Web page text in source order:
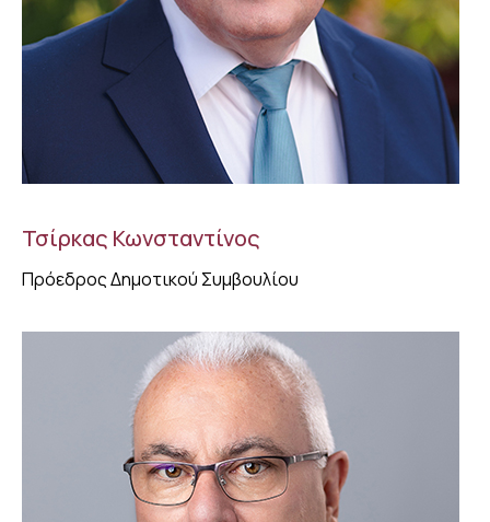
Τσίρκας Κωνσταντίνος
Πρόεδρος Δημοτικού Συμβουλίου